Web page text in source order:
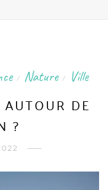
/ Nature / Ville
DE
?